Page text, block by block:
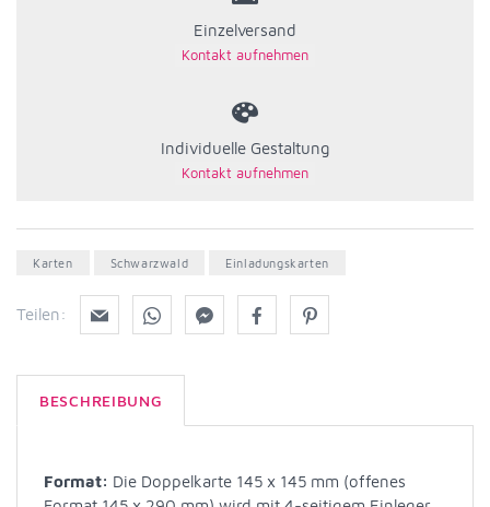
Einzelversand
Individuelle Gestaltung
Karten Schwarzwald Einladungskarten
Teilen:
BESCHREIBUNG
Format: Die Doppelkarte 145 x 145 mm (offenes